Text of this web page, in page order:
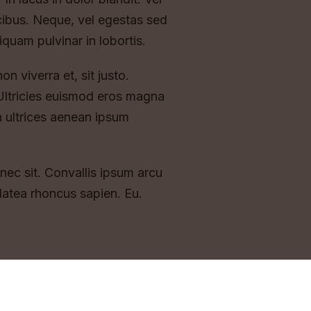
Neque, vel egestas sed
pulvinar in lobortis.
viverra et, sit justo.
euismod eros magna
aenean ipsum
sit. Convallis ipsum arcu
rhoncus sapien. Eu.